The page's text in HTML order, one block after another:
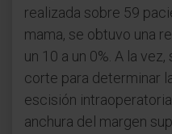
realizada sobre 59
mama, se obtuvo una
un 10 a un 0%. A la
corte para determinar
escisión
anchura del margen